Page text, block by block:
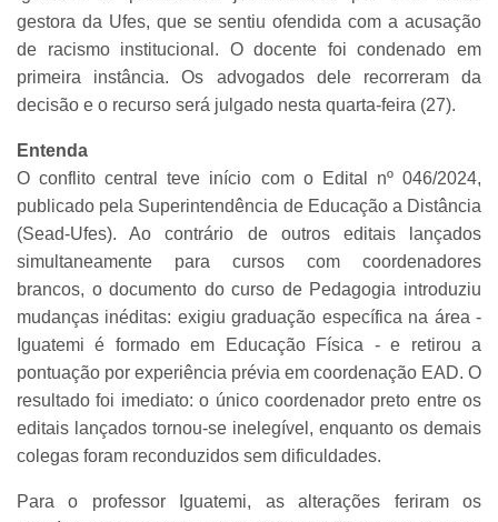
gestora da Ufes, que se sentiu ofendida com a acusação
de racismo institucional. O docente foi condenado em
primeira instância. Os advogados dele recorreram da
decisão e o recurso será julgado nesta quarta-feira (27).
Entenda
O conflito central teve início com o Edital nº 046/2024,
publicado pela Superintendência de Educação a Distância
(Sead-Ufes). Ao contrário de outros editais lançados
simultaneamente para cursos com coordenadores
brancos, o documento do curso de Pedagogia introduziu
mudanças inéditas: exigiu graduação específica na área -
Iguatemi é formado em Educação Física - e retirou a
pontuação por experiência prévia em coordenação EAD. O
resultado foi imediato: o único coordenador preto entre os
editais lançados tornou-se inelegível, enquanto os demais
colegas foram reconduzidos sem dificuldades.
Para o professor Iguatemi, as alterações feriram os